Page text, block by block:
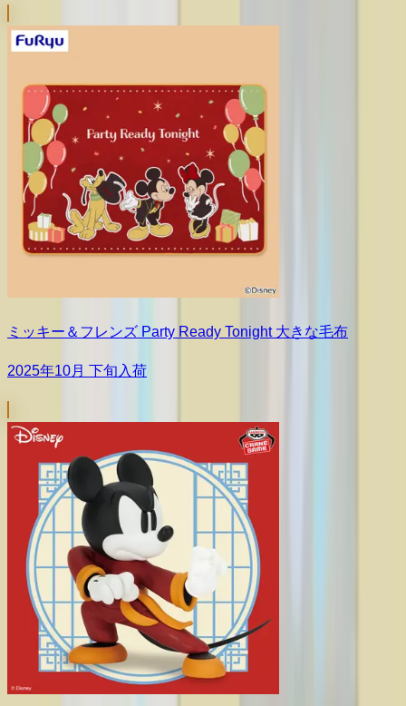
ミッキー＆フレンズ Party Ready Tonight 大きな毛布
2025年10月 下旬入荷